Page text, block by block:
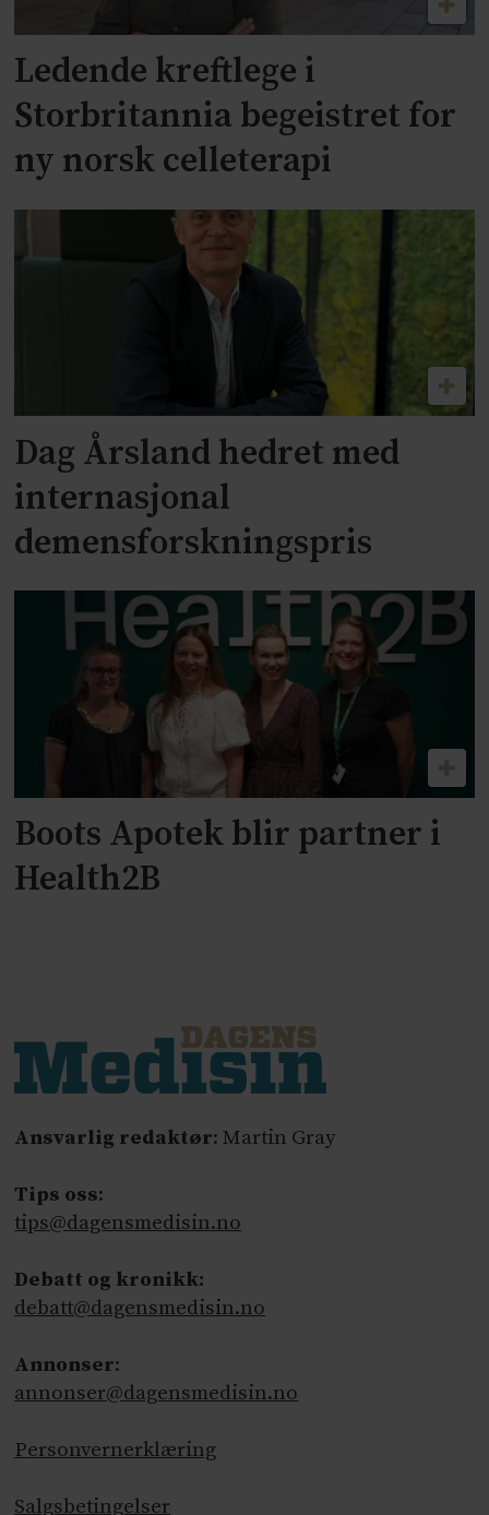
Ledende kreftlege i
Storbritannia begeistret for
ny norsk celleterapi
Dag Årsland hedret med
internasjonal
demensforskningspris
Boots Apotek blir partner i
Health2B
Ansvarlig redaktør: Martin Gray
Tips oss:
tips@dagensmedisin.no
Debatt og kronikk:
debatt@dagensmedisin.no
Annonser:
annonser@dagensmedisin.no
Personvernerklæring
Salgsbetingelser